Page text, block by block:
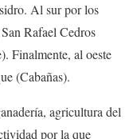
Al sur por los
Rafael Cedros
Finalmente, al oeste
(Cabañas).
agricultura del
por la que